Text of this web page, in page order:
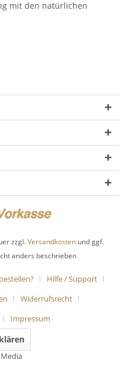
mit den natürlichen
zzgl.Versandkosten und ggf.
anders beschrieben
Hilfe / Support
Widerrufsrecht
Impressum